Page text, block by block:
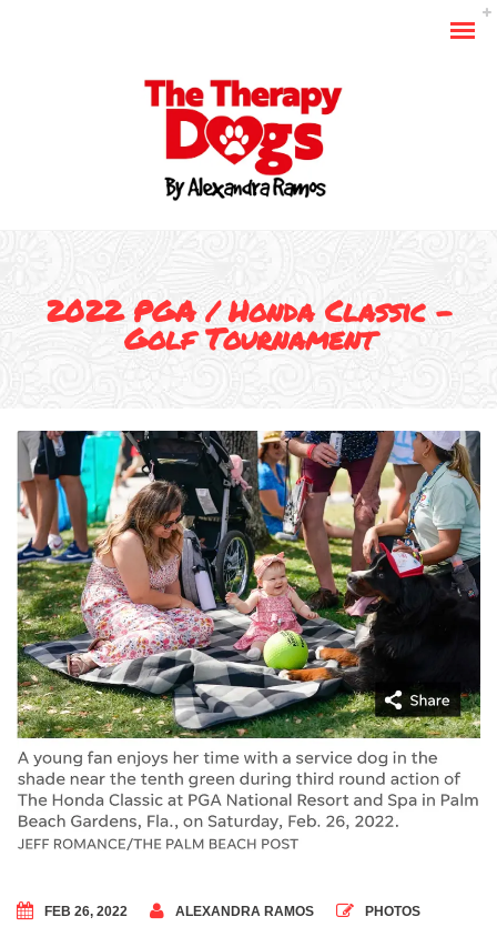
2022 PGA / Honda Classic –
Golf Tournament
FEB 26, 2022 ALEXANDRA RAMOS PHOTOS